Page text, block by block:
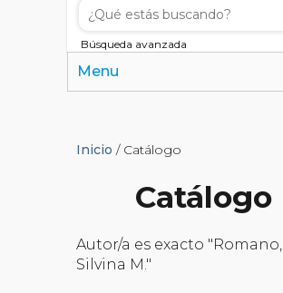
Búsqueda avanzada
Menu
Inicio / Catálogo
Catálogo
Autor/a es exacto "Romano,
Silvina M."